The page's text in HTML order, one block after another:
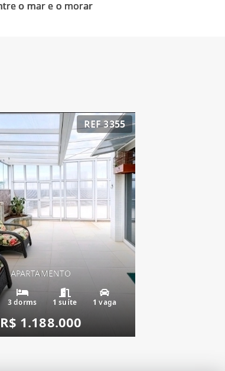
REF 3355
APARTAMENTO
3 dorms 1 suíte 1 vaga
R$ 1.188.000